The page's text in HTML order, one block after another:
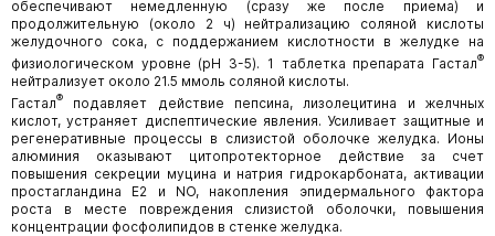
обеспечивают немедленную (сразу же после приема) и
продолжительную (около 2 ч) нейтрализацию соляной кислоты
желудочного сока, с поддержанием кислотности в желудке на
физиологическом уровне (pH 3-5). 1 таблетка препарата Гастал®
нейтрализует около 21.5 ммоль соляной кислоты.
Гастал®
подавляет действие пепсина, лизолецитина и желчных
кислот, устраняет диспептические явления. Усиливает защитные и
регенеративные процессы в слизистой оболочке желудка. Ионы
алюминия оказывают цитопротекторное действие за счет
повышения секреции муцина и натрия гидрокарбоната, активации
простагландина E2 и NO, накопления эпидермального фактора
роста в месте повреждения слизистой оболочки, повышения
концентрации фосфолипидов в стенке желудка.